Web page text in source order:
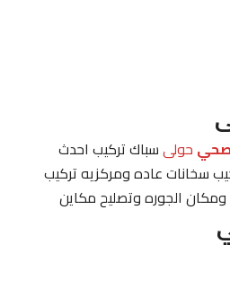
حولىسباك تركيب احدث
سخانات عاده ومركزيه تركيب
الجوره وتصليح مكاين